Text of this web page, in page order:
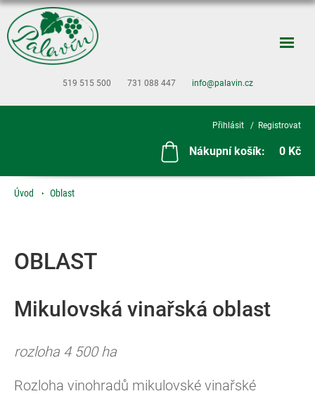
519 515 500 731 088 447 info@palavin.cz
Přihlásit Registrovat
Nákupní košík: 0 Kč
Úvod Oblast
OBLAST
Mikulovská vinařská oblast
rozloha 4 500 ha
Rozloha vinohradů mikulovské vinařské